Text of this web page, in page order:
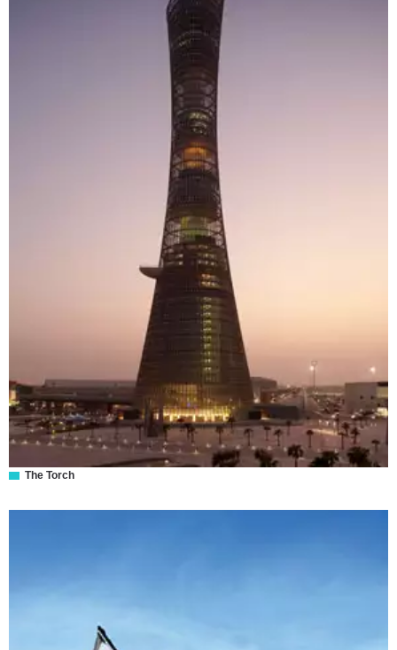
The Torch